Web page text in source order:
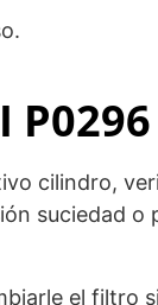
P0296
cilindro,
suciedad
el filtro